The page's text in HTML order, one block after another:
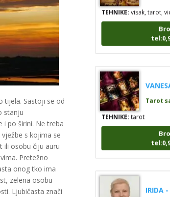
tijela. Sastoji se od
stanju
i po širini. Ne treba
s kojima se
ili osobu čiju auru
Pretežno
onog tko ima
zelena osobu
Ljubičasta znači
TEHNIKE:visak, tarot,
TEHNIKE:tarot